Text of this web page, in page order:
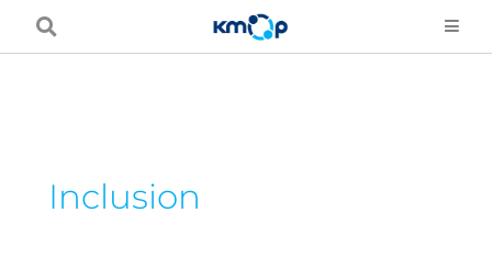
Μετάβαση
Inclusion